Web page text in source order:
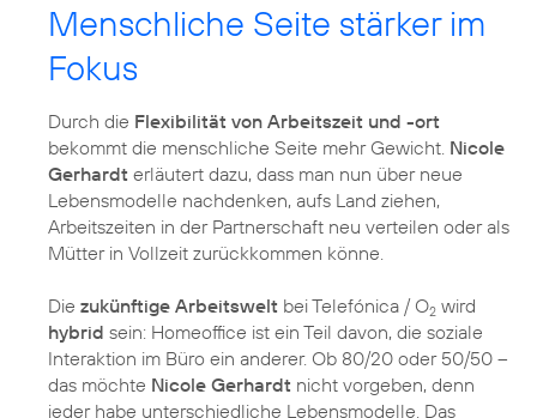
Menschliche Seite stärker im
Fokus
Durch die Flexibilität von Arbeitszeit und -ort
bekommt die menschliche Seite mehr Gewicht. Nicole
Gerhardt erläutert dazu, dass man nun über neue
Lebensmodelle nachdenken, aufs Land ziehen,
Arbeitszeiten in der Partnerschaft neu verteilen oder als
Mütter in Vollzeit zurückkommen könne.
Die zukünftige Arbeitswelt bei Telefónica / O2 wird
hybrid sein: Homeoffice ist ein Teil davon, die soziale
Interaktion im Büro ein anderer. Ob 80/20 oder 50/50 –
das möchte Nicole Gerhardt nicht vorgeben, denn
jeder habe unterschiedliche Lebensmodelle. Das